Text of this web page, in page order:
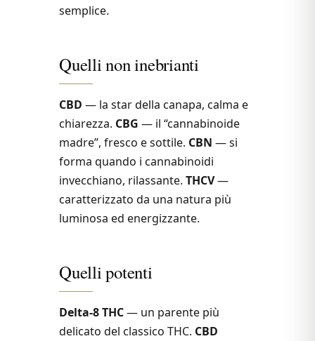
semplice.
Quelli non inebrianti
CBD — la star della canapa, calma e
chiarezza. CBG — il “cannabinoide
madre”, fresco e sottile. CBN — si
forma quando i cannabinoidi
invecchiano, rilassante. THCV—
caratterizzato da una natura più
luminosa ed energizzante.
Quelli potenti
Delta-8 THC— un parente più
delicato del classico THC. CBD